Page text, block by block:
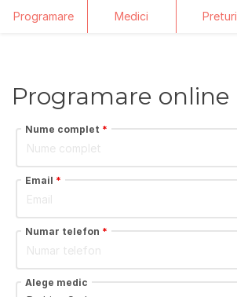
content
Programare Medici Preturi
Programare online
Nume complet *
Email *
Numar telefon *
Alege medic